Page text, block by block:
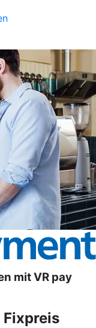
mit VR pay